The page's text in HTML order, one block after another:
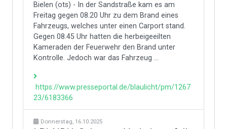
Bielen (ots) - In der Sandstraße kam es am
Freitag gegen 08.20 Uhr zu dem Brand eines
Fahrzeugs, welches unter einen Carport stand.
Gegen 08.45 Uhr hatten die herbeigeeilten
Kameraden der Feuerwehr den Brand unter
Kontrolle. Jedoch war das Fahrzeug ...
https://www.presseportal.de/blaulicht/pm/1267
23/6183366
Donnerstag, 16.10.2025